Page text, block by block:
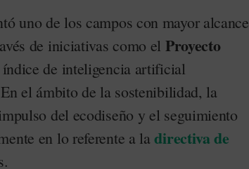
uno de los campos con mayor alcance
de iniciativas como el Proyecto
de inteligencia artificial
el ámbito de la sostenibilidad, la
del ecodiseño y el seguimiento
en lo referente a ladirectiva de